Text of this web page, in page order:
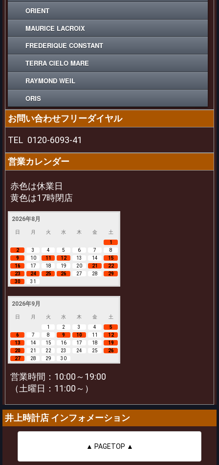
ORIENT
MAURICE LACROIX
FREDERIQUE CONSTANT
TERRA CIELO MARE
RAYMOND WEIL
ORIS
お問い合わせフリーダイヤル
TEL 0120-6093-41
営業カレンダー
赤色は休業日
黄色は17時閉店
2026年8月
日 月 火 水 木 金
土
1
2
3 4 5 6 7
8
9
10 11 12 13 14
15
16
17 18 19 20 21
22
23
24 25 26 27 28
29
30
31
2026年9月
日 月 火 水 木 金
土
1
2 3 4
5
6
7 8 9 10 11
12
13
14 15 16 17 18
19
20
21 22 23 24 25
26
27
28 29 30
営業時間：10:00～19:00
（土曜日：11:00～）
井上時計店 インフォメーション
▲ PAGETOP ▲